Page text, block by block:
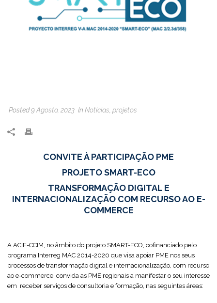
Posted9 Agosto, 2023 In Noticias, projetos
CONVITE À PARTICIPAÇÃO PME
PROJETO SMART-ECO
TRANSFORMAÇÃO DIGITAL E
INTERNACIONALIZAÇÃO COM RECURSO AO E-
COMMERCE
A ACIF-CCIM, no âmbito do projeto SMART-ECO, cofinanciado pelo
programa Interreg MAC 2014-2020 que visa apoiar PME nos seus
processos de transformação digital e internacionalização, com recurso
ao e-commerce, convida as PME regionais a manifestar o seu interesse
em receber serviços de consultoria e formação, nas seguintes áreas: